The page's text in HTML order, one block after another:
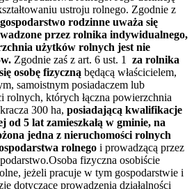
ustroju rolnego. Zgodnie z
rodzinne uważa się
przez rolnika indywidualnego,
użytków rolnych jest nie
Zgodnie zaś z art. 6 ust. 1 za rolnika
osobę fizyczną będącą właścicielem,
samoistnym posiadaczem lub
rolnych, których łączna powierzchnia
300 ha, posiadającą kwalifikacje
od 5 lat zamieszkałą w gminie, na
jedna z nieruchomości rolnych
rolnego i prowadzącą przez
fizyczna osobiście
jeżeli pracuje w tym gospodarstwie i
dotyczące prowadzenia działalności